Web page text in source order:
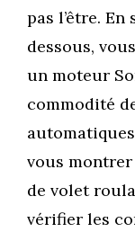
pas l’être.
dessous,
un moteur
commodité
vous
de volet
vérifier les